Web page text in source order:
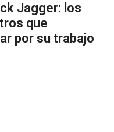
Jagger: los
que
por su trabajo